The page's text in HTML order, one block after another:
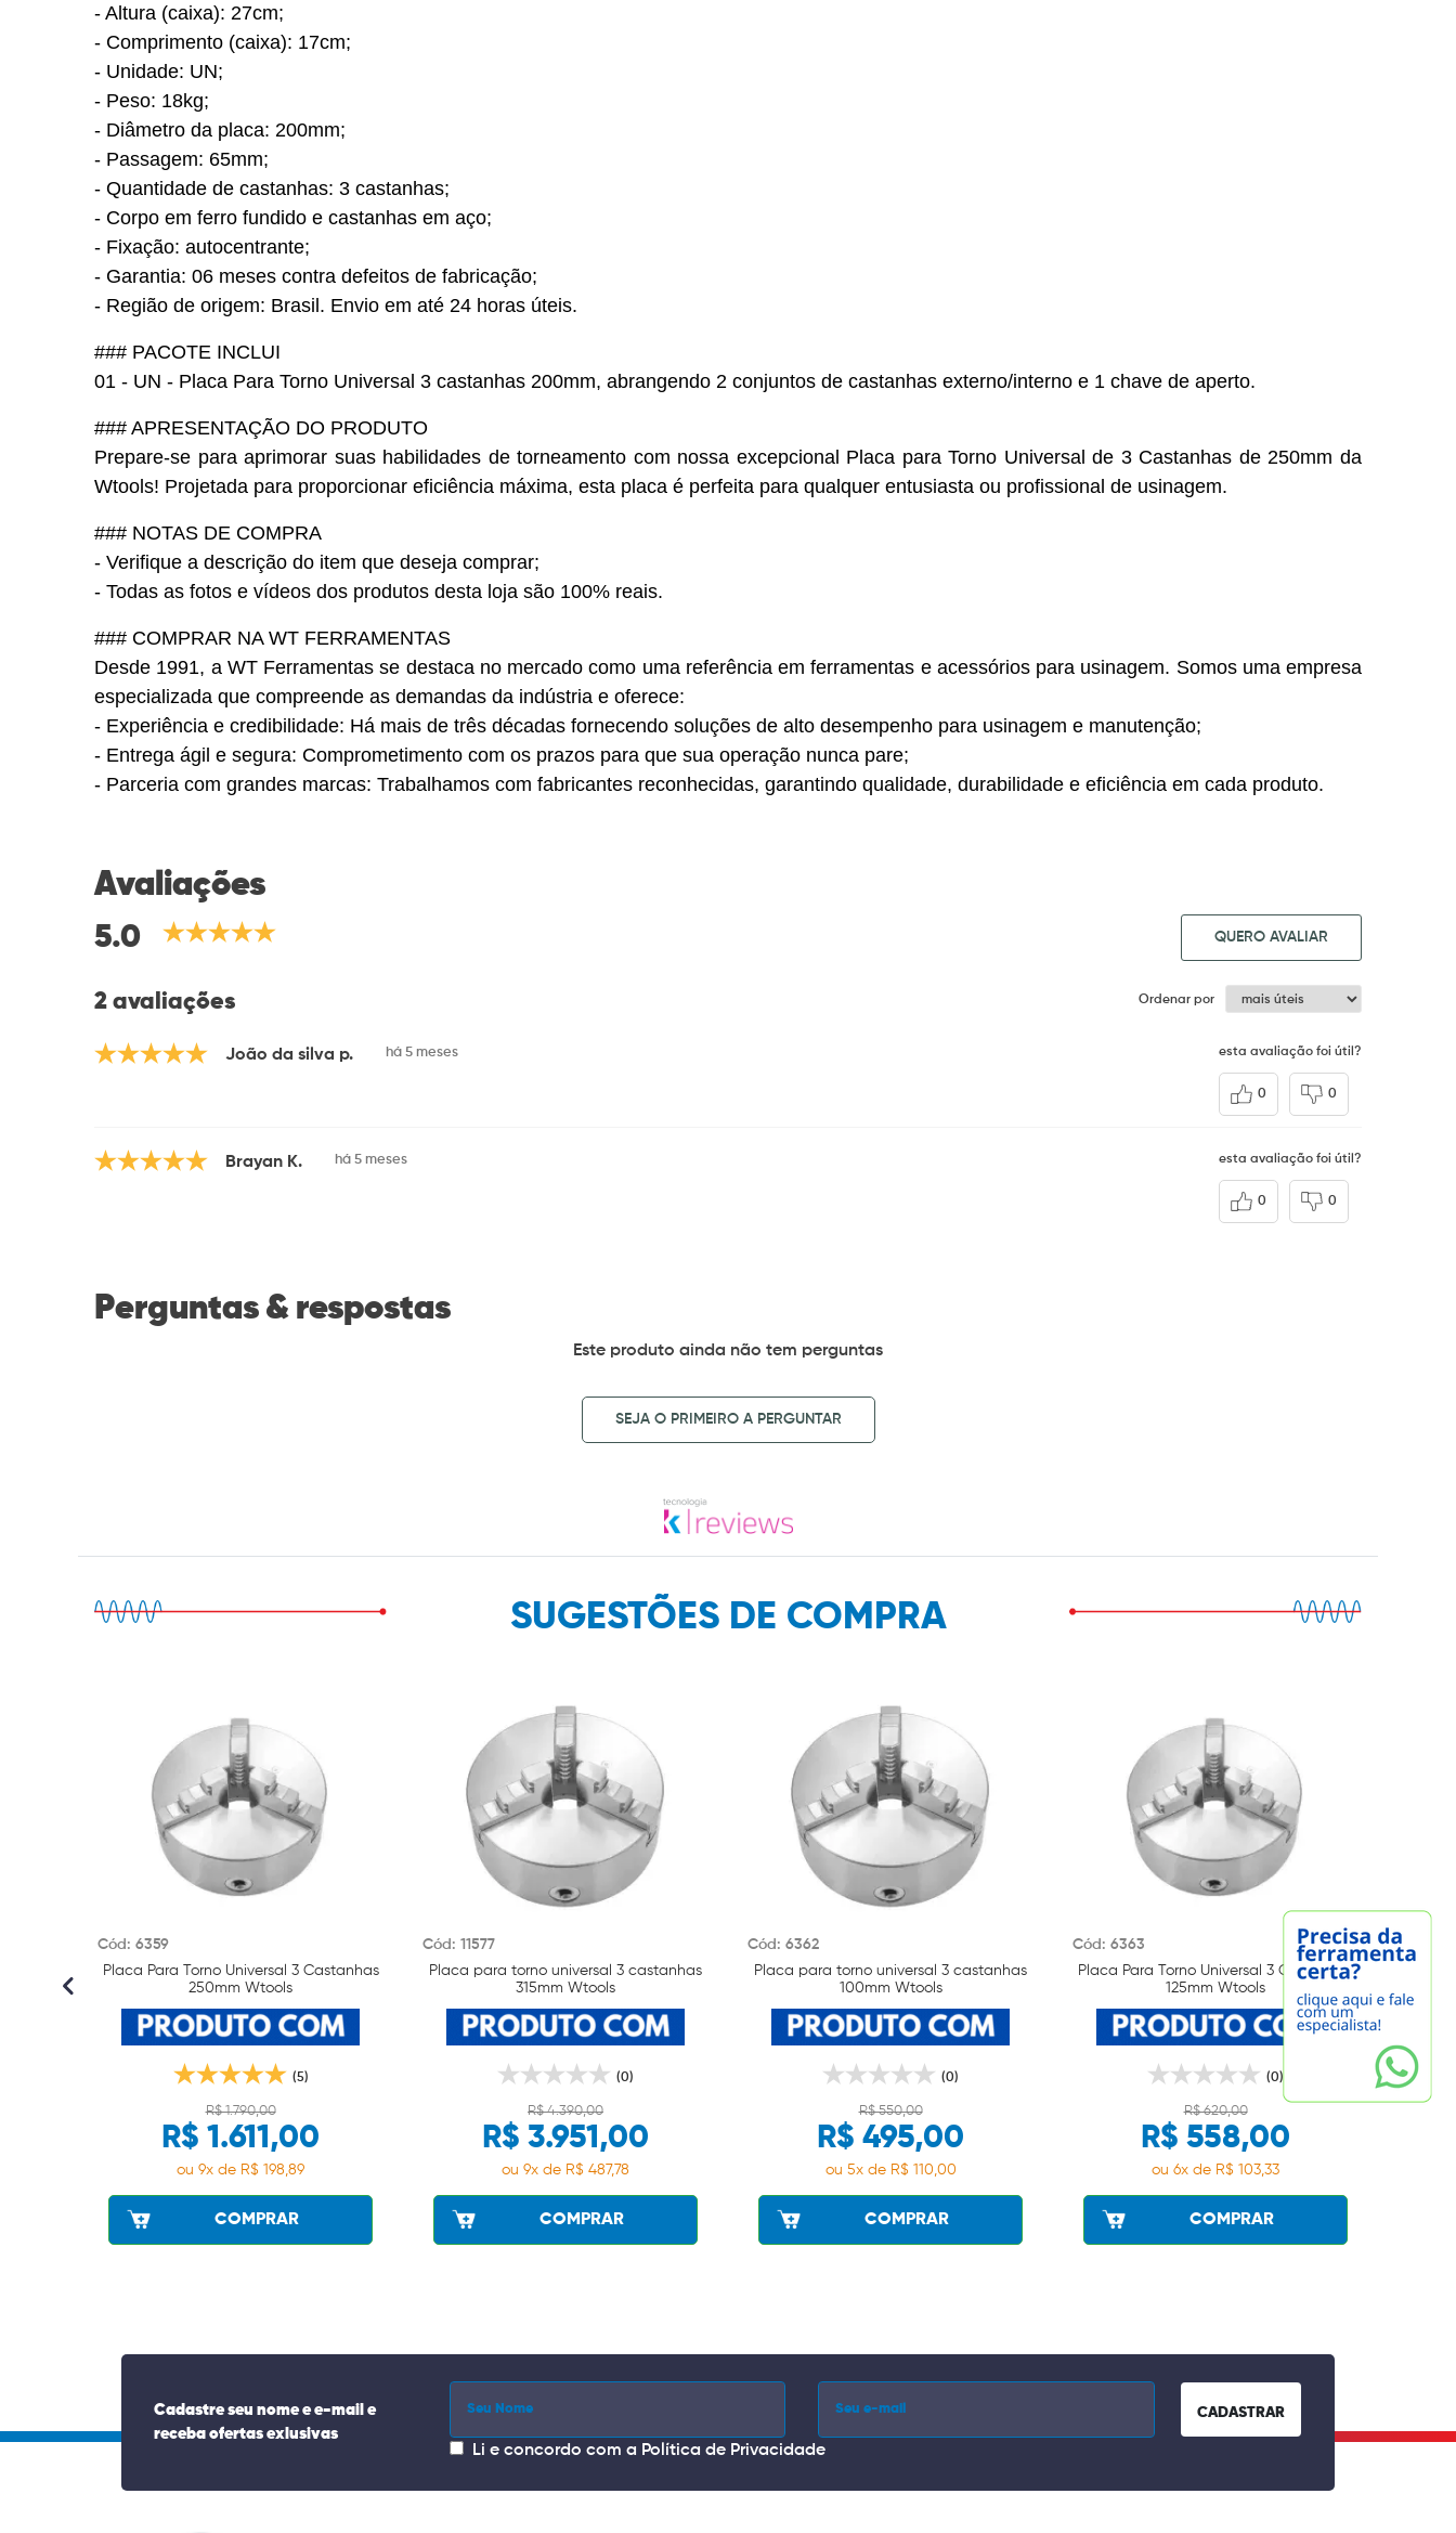
- Altura (caixa): 27cm;
- Comprimento (caixa): 17cm;
- Unidade: UN;
- Peso: 18kg;
- Diâmetro da placa: 200mm;
- Passagem: 65mm;
- Quantidade de castanhas: 3 castanhas;
- Corpo em ferro fundido e castanhas em aço;
- Fixação: autocentrante;
- Garantia: 06 meses contra defeitos de fabricação;
- Região de origem: Brasil. Envio em até 24 horas úteis.
### PACOTE INCLUI
01 - UN - Placa Para Torno Universal 3 castanhas 200mm, abrangendo 2 conjuntos de castanhas externo/interno e 1 chave de aperto.
### APRESENTAÇÃO DO PRODUTO
Prepare-se para aprimorar suas habilidades de torneamento com nossa excepcional Placa para Torno Universal de 3 Castanhas de 250mm da
Wtools! Projetada para proporcionar eficiência máxima, esta placa é perfeita para qualquer entusiasta ou profissional de usinagem.
### NOTAS DE COMPRA
- Verifique a descrição do item que deseja comprar;
- Todas as fotos e vídeos dos produtos desta loja são 100% reais.
### COMPRAR NA WT FERRAMENTAS
Desde 1991, a WT Ferramentas se destaca no mercado como uma referência em ferramentas e acessórios para usinagem. Somos uma empresa
especializada que compreende as demandas da indústria e oferece:
- Experiência e credibilidade: Há mais de três décadas fornecendo soluções de alto desempenho para usinagem e manutenção;
- Entrega ágil e segura: Comprometimento com os prazos para que sua operação nunca pare;
- Parceria com grandes marcas: Trabalhamos com fabricantes reconhecidas, garantindo qualidade, durabilidade e eficiência em cada produto.
Avaliações
5.0 QUERO AVALIAR
2 avaliações Ordenar por
João da silva p. há 5 meses esta avaliação foi útil?
0 0
Brayan K. há 5 meses esta avaliação foi útil?
0 0
Perguntas & respostas
Este produto ainda não tem perguntas
SEJA O PRIMEIRO A PERGUNTAR
SUGESTÕES DE COMPRA
Cód: 6359
Placa Para Torno Universal 3 Castanhas
250mm Wtools
(5)
R$ 1.790,00
R$ 1.611,00
ou 9x de R$ 198,89
COMPRAR
Cód: 11577
Placa para torno universal 3 castanhas
315mm Wtools
(0)
R$ 4.390,00
R$ 3.951,00
ou 9x de R$ 487,78
COMPRAR
Cód: 6362
Placa para torno universal 3 castanhas
100mm Wtools
(0)
R$ 550,00
R$ 495,00
ou 5x de R$ 110,00
COMPRAR
Cód: 6363
Placa Para Torno Universal 3 Castanhas
125mm Wtools
(0)
R$ 620,00
R$ 558,00
ou 6x de R$ 103,33
COMPRAR
Cód:
Cadastre seu nome e e-mail e
receba ofertas exlusivas
CADASTRAR
Li e concordo com a Política de Privacidade